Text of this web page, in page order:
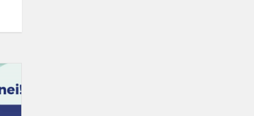
AUTOMECHANIKOS
IR